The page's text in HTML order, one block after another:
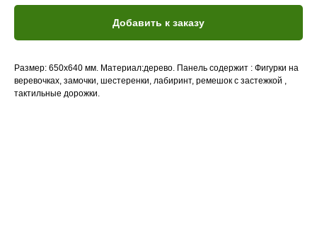
Добавить к заказу
Размер: 650х640 мм. Материал:дерево. Панель содержит : Фигурки на
веревочках, замочки, шестеренки, лабиринт, ремешок с застежкой ,
тактильные дорожки.